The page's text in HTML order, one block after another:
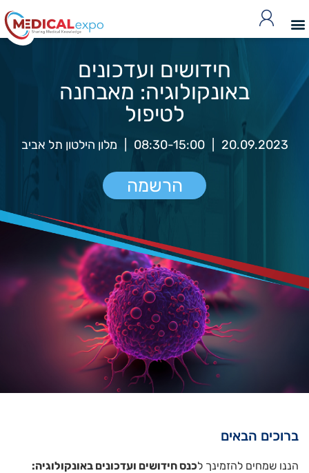
חידושים ועדכונים
באונקולוגיה: מאבחנה
לטיפול
20.09.2023
08:30-15:00 מלון הילטון תל אביב
הרשמה
ברוכים הבאים
הננו שמחים להזמינך לכנס חידושים ועדכונים באונקולוגיה: